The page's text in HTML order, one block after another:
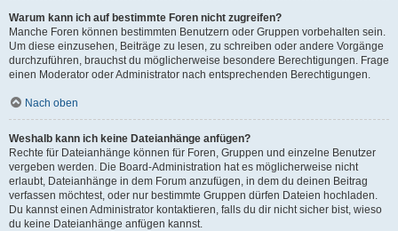
Warum kann ich auf bestimmte Foren nicht zugreifen?
Manche Foren können bestimmten Benutzern oder Gruppen vorbehalten sein.
Um diese einzusehen, Beiträge zu lesen, zu schreiben oder andere Vorgänge
durchzuführen, brauchst du möglicherweise besondere Berechtigungen. Frage
einen Moderator oder Administrator nach entsprechenden Berechtigungen.
Nach oben
Weshalb kann ich keine Dateianhänge anfügen?
Rechte für Dateianhänge können für Foren, Gruppen und einzelne Benutzer
vergeben werden. Die Board-Administration hat es möglicherweise nicht
erlaubt, Dateianhänge in dem Forum anzufügen, in dem du deinen Beitrag
verfassen möchtest, oder nur bestimmte Gruppen dürfen Dateien hochladen.
Du kannst einen Administrator kontaktieren, falls du dir nicht sicher bist, wieso
du keine Dateianhänge anfügen kannst.